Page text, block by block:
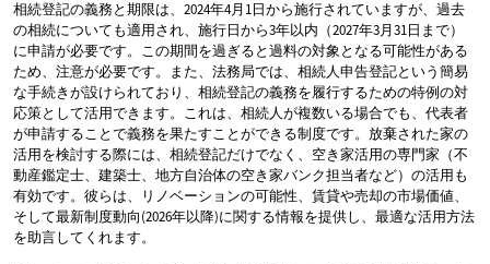
相続登記の義務と期限は、2024年4月1日から施行されていますが、過去
の相続についても適用され、施行日から3年以内（2027年3月31日まで）
に申請が必要です。この期間を過ぎると過料の対象となる可能性がある
ため、注意が必要です。また、法務局では、相続人申告登記という簡易
な手続きが設けられており、相続登記の義務を履行するための特例の対
応策として活用できます。これは、相続人が複数いる場合でも、代表者
が申請することで義務を果たすことができる制度です。放棄された家の
活用を検討する際には、相続登記だけでなく、空き家活用の専門家（不
動産鑑定士、建築士、地方自治体の空き家バンク担当者など）の活用も
有効です。彼らは、リノベーションの可能性、賃貸や売却の市場価値、
そして最新制度動向(2026年以降)に関する情報を提供し、最適な活用方法
を助言してくれます。